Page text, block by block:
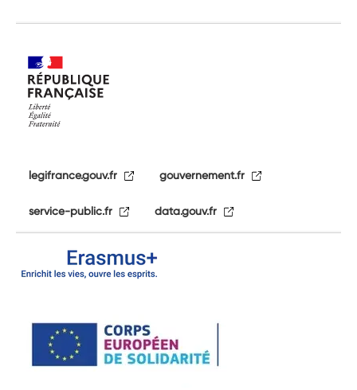
legifrance.gouv.fr gouvernement.fr
service-public.fr data.gouv.fr